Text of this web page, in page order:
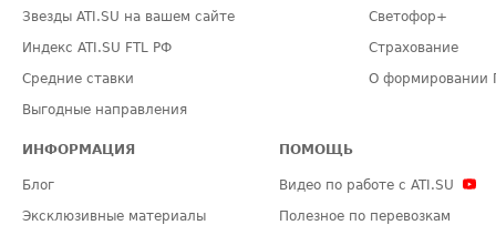
Звезды ATI.SU на вашем сайте
Индекс ATI.SU FTL РФ
Средние ставки
Выгодные направления
Светофор+
Страхование
О формировании
ИНФОРМАЦИЯ
Блог
Эксклюзивные материалы
ПОМОЩЬ
Видео по работе с ATI.SU
Полезное по перевозкам